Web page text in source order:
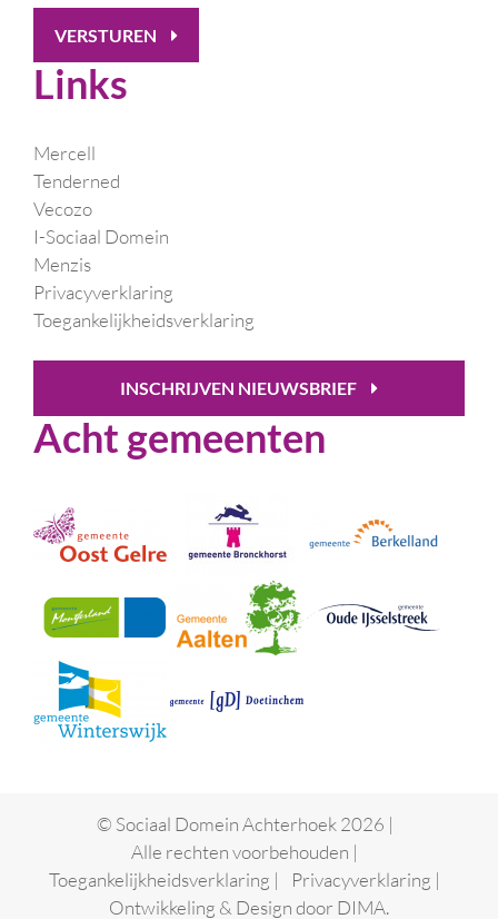
VERSTUREN
Links
Mercell
Tenderned
Vecozo
I-Sociaal Domein
Menzis
Privacyverklaring
Toegankelijkheidsverklaring
INSCHRIJVEN NIEUWSBRIEF
Acht gemeenten
© Sociaal Domein Achterhoek 2026 |
Alle rechten voorbehouden |
Toegankelijkheidsverklaring | Privacyverklaring |
Ontwikkeling & Design door DIMA.